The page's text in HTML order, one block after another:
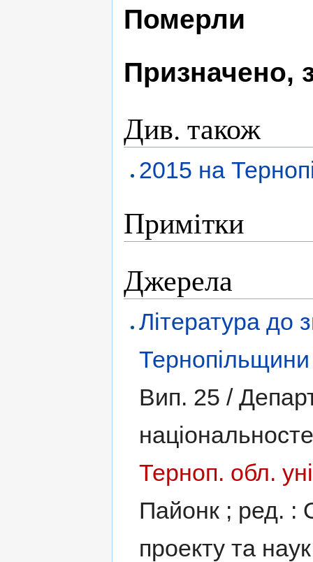
Померли
Призначено,
Див. також
2015 на
Примітки
Джерела
Література до
Тернопільщини
Вип. 25 /
Терноп. обл.
Пайонк ; ред. :
проекту та